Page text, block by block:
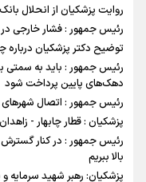
روایت پزشکیان از انحلال
رئیس جمهور : فشار خارجی
توضیح دکتر پزشکیان
رئیس جمهور : باید به سمتی
دهک‌های پایین پرداخت شود
رئیس جمهور : اتصال شهرهای
پزشکیان : قطار چابهار -
رئیس جمهور : در کنار
بالا ببریم
پزشکیان: رهبر شهید سرمایه و